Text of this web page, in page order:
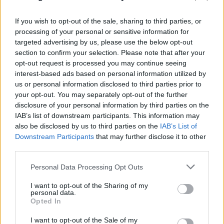
If you wish to opt-out of the sale, sharing to third parties, or
processing of your personal or sensitive information for
targeted advertising by us, please use the below opt-out
section to confirm your selection. Please note that after your
opt-out request is processed you may continue seeing
interest-based ads based on personal information utilized by
us or personal information disclosed to third parties prior to
your opt-out. You may separately opt-out of the further
disclosure of your personal information by third parties on the
IAB’s list of downstream participants. This information may
also be disclosed by us to third parties on the IAB’s List of
Downstream Participants that may further disclose it to other
Please note that this website/app uses one or more Google
not limited to your visit or usage behaviour. You may click to
grant or deny consent to Google and its third-party tags to
use your data for below specified purposes in below Google
consent section.
Personal Data Processing Opt Outs
I want to opt-out of the Sharing of my
personal data.
Opted In
I want to opt-out of the Sale of my
Η ιστορία του ποδοσφαίρου είναι γεμάτη
μεταγραφές που φαίνονταν λογικές. Αυτή δεν ήταν
μία από αυτές.
Ήταν ρίσκο. Ένας παίκτης με κακή φήμη,
εκρηκτικός, ατίθασος, σε μια ομάδα που είχε
κουραστεί να κυνηγά το πρωτάθλημα. Αλλά ο
Φέργκιουσον είδε κάτι που οι άλλοι δεν άντεχαν να
διαχειριστούν. Είδε ότι πίσω από την αλαζονεία
υπήρχε αγωνιστική ευφυΐα. Πίσω από την έκρηξη,
μια σπάνια αίσθηση του χώρου. Πίσω από το
αυτοπεποίθηση σε ολόκληρη την ομάδα.